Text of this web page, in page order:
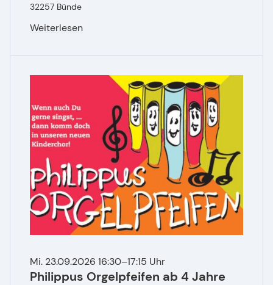
32257 Bünde
Weiterlesen
Mi. 23.09.2026 16:30–17:15 Uhr
Philippus Orgelpfeifen ab 4 Jahre